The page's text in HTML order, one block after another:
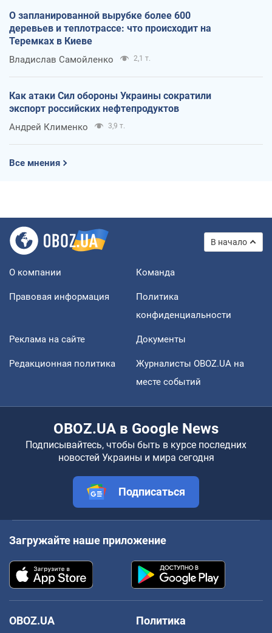
О запланированной вырубке более 600
деревьев и теплотрассе: что происходит на
Теремках в Киеве
Владислав Самойленко 2,1 т.
Как атаки Сил обороны Украины сократили
экспорт российских нефтепродуктов
Андрей Клименко 3,9 т.
Все мнения
В начало
О компании Команда
Правовая информация
Политика
конфиденциальности
Реклама на сайте Документы
Редакционная политика
Журналисты OBOZ.UA на
месте событий
OBOZ.UA в Google News
Подписывайтесь, чтобы быть в курсе последних
новостей Украины и мира сегодня
Подписаться
Загружайте наше приложение
OBOZ.UA
Политика